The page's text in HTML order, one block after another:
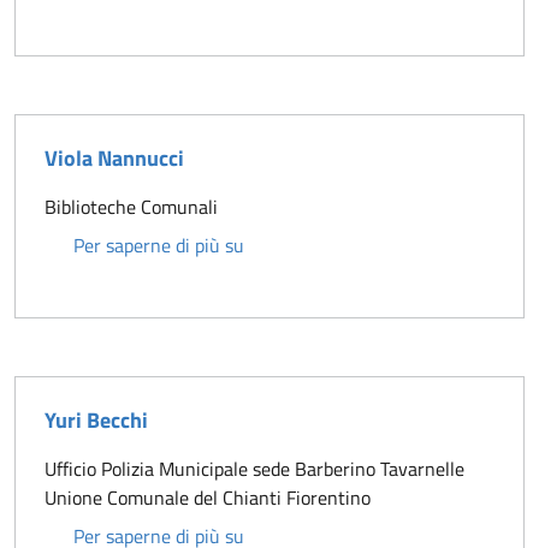
Viola Nannucci
Biblioteche Comunali
Per saperne di più su
Yuri Becchi
Ufficio Polizia Municipale sede Barberino Tavarnelle
Unione Comunale del Chianti Fiorentino
Per saperne di più su